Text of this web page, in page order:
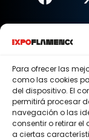
Para ofrecer las
como las cookies
del dispositivo. El
permitirá procesar
navegación o las
consentir o retirar
a ciertas
© 2015 -